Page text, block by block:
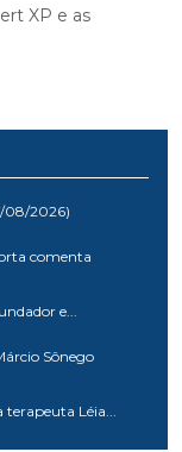
XP e as
08/2026)
comenta
e...
Sônego
terapeuta Léia...